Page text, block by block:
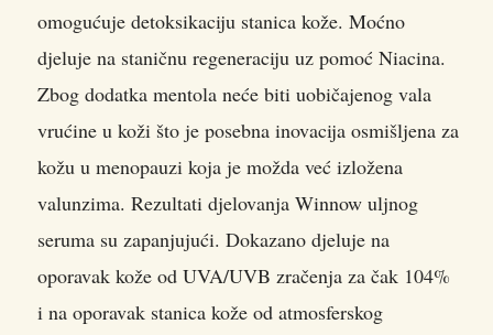
omogućuje detoksikaciju stanica kože. Moćno
djeluje na staničnu regeneraciju uz pomoć Niacina.
Zbog dodatka mentola neće biti uobičajenog vala
vrućine u koži što je posebna inovacija osmišljena za
kožu u menopauzi koja je možda već izložena
valunzima. Rezultati djelovanja Winnow uljnog
seruma su zapanjujući. Dokazano djeluje na
oporavak kože od UVA/UVB zračenja za čak 104%
i na oporavak stanica kože od atmosferskog